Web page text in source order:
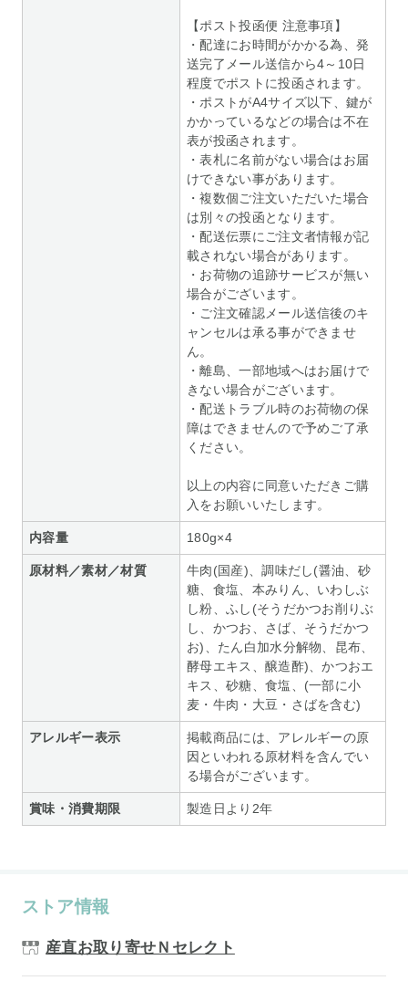
【ポスト投函便 注意事項】
・配達にお時間がかかる為、発
送完了メール送信から4～10日
程度でポストに投函されます。
・ポストがA4サイズ以下、鍵が
かかっているなどの場合は不在
表が投函されます。
・表札に名前がない場合はお届
けできない事があります。
・複数個ご注文いただいた場合
は別々の投函となります。
・配送伝票にご注文者情報が記
載されない場合があります。
・お荷物の追跡サービスが無い
場合がございます。
・ご注文確認メール送信後のキ
ャンセルは承る事ができませ
ん。
・離島、一部地域へはお届けで
きない場合がございます。
・配送トラブル時のお荷物の保
障はできませんので予めご了承
ください。
以上の内容に同意いただきご購
入をお願いいたします。
内容量 180g×4
原材料／素材／材質
牛肉(国産)、調味だし(醤油、砂
糖、食塩、本みりん、いわしぶ
し粉、ふし(そうだかつお削りぶ
し、かつお、さば、そうだかつ
お)、たん白加水分解物、昆布、
酵母エキス、醸造酢)、かつおエ
キス、砂糖、食塩、(一部に小
麦・牛肉・大豆・さばを含む)
アレルギー表示
掲載商品には、アレルギーの原
因といわれる原材料を含んでい
る場合がございます。
賞味・消費期限 製造日より2年
ストア情報
産直お取り寄せＮセレクト